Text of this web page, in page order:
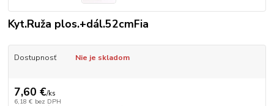
Kyt.Ruža plos.+dál.52cmFia
Dostupnosť Nie je skladom
7,60 €/ks
6,18 € bez DPH